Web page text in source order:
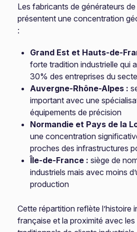
Les fabricants de générateurs
présentent une concentration
:
Grand Est et Hauts-de-
forte tradition industrielle qui
30% des entreprises du
Auvergne-Rhône-Alpes :
important avec une
équipements de précision
Normandie et Pays de la
une concentration
proches des infrastructures
Île-de-France : siège de
industriels mais avec moins
production
Cette répartition reflète l’histoire
française et la proximité avec les